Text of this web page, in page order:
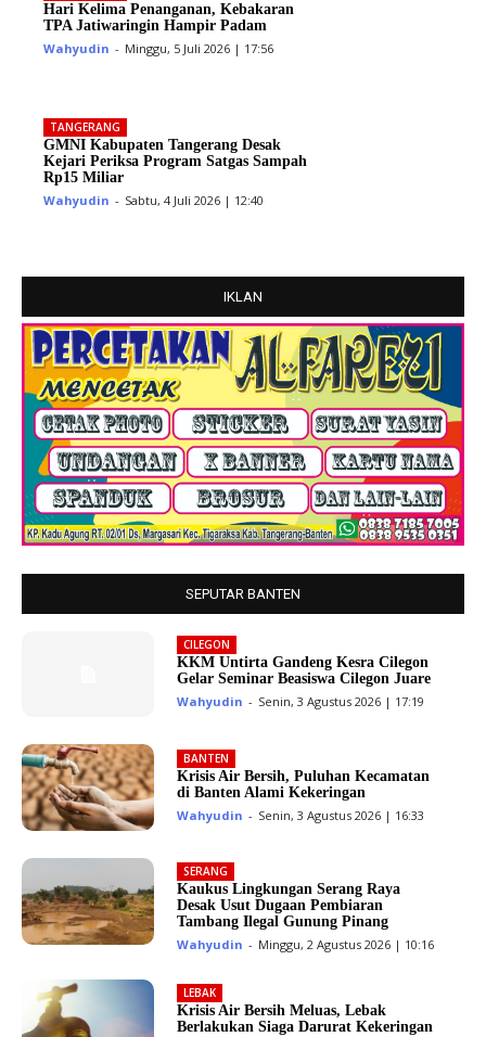
Hari Kelima Penanganan, Kebakaran
TPA Jatiwaringin Hampir Padam
Wahyudin - Minggu, 5 Juli 2026 | 17:56
TANGERANG
GMNI Kabupaten Tangerang Desak
Kejari Periksa Program Satgas Sampah
Rp15 Miliar
Wahyudin - Sabtu, 4 Juli 2026 | 12:40
IKLAN
SEPUTAR BANTEN
CILEGON
KKM Untirta Gandeng Kesra Cilegon
Gelar Seminar Beasiswa Cilegon Juare
Wahyudin - Senin, 3 Agustus 2026 | 17:19
BANTEN
Krisis Air Bersih, Puluhan Kecamatan
di Banten Alami Kekeringan
Wahyudin - Senin, 3 Agustus 2026 | 16:33
SERANG
Kaukus Lingkungan Serang Raya
Desak Usut Dugaan Pembiaran
Tambang Ilegal Gunung Pinang
Wahyudin - Minggu, 2 Agustus 2026 | 10:16
LEBAK
Krisis Air Bersih Meluas, Lebak
Berlakukan Siaga Darurat Kekeringan